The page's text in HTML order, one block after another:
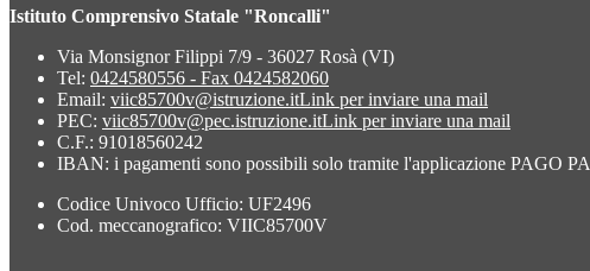
Istituto Comprensivo Statale "Roncalli"
Via Monsignor Filippi 7/9 - 36027 Rosà (VI)
Tel: 0424580556 - Fax 0424582060
Email: viic85700v@istruzione.itLink per inviare una mail
PEC: viic85700v@pec.istruzione.itLink per inviare una mail
C.F.: 91018560242
IBAN: i pagamenti sono possibili solo tramite l'applicazione PAGO PA
Codice Univoco Ufficio: UF2496
Cod. meccanografico: VIIC85700V